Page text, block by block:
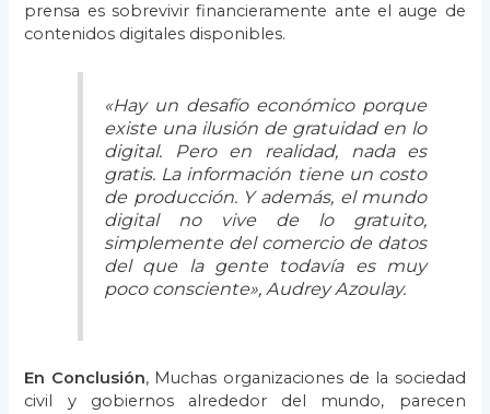
prensa es sobrevivir financieramente ante el auge de
contenidos digitales disponibles.
«Hay un desafío económico porque
existe una ilusión de gratuidad en lo
digital. Pero en realidad, nada es
gratis. La información tiene un costo
de producción. Y además, el mundo
digital no vive de lo gratuito,
simplemente del comercio de datos
del que la gente todavía es muy
poco consciente», Audrey Azoulay.
En Conclusión, Muchas organizaciones de la sociedad
civil y gobiernos alrededor del mundo, parecen